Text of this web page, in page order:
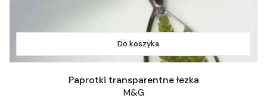
Do koszyka
Paprotki transparentne łezka
M&G